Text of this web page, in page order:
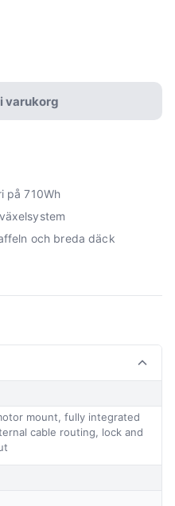
varukorg
på 710Wh
och breda däck
mount, fully integrated
cable routing, lock and